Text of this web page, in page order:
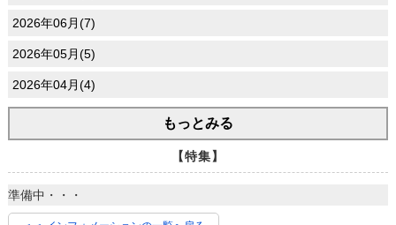
2026年06月(7)
2026年05月(5)
2026年04月(4)
もっとみる
【特集】
準備中・・・